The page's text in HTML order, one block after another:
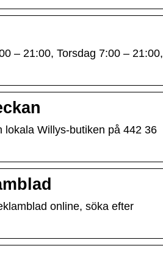
– 21:00, Torsdag 7:00 – 21:00,
Willys-butiken på 442 36
online, söka efter